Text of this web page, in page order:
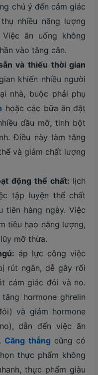
chú ý đến cảm giác
nhiều năng lượng
ăn uống không
vào tăng cân.
và thiếu thời gian
khiến nhiều người
nhà, buộc phải phụ
hoặc các bữa ăn đặt
dầu mỡ, tinh bột
Điều này làm tăng
và giảm chất lượng
động thể chất: lịch
tập luyện thể chất
tiên hàng ngày. Việc
tiêu hao năng lượng,
mỡ thừa.
áp lực công việc
rút ngắn, dễ gây rối
cảm giác đói và no.
tăng hormone ghrelin
và giảm hormone
dẫn đến việc ăn
Căng thẳng cũng có
thực phẩm không
thực phẩm giàu